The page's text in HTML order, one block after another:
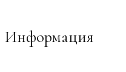
Информация